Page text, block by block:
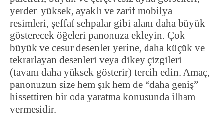
yerden yüksek, ayaklı ve zarif mobilya
resimleri, şeffaf sehpalar gibi alanı daha büyük
gösterecek öğeleri panonuza ekleyin. Çok
büyük ve cesur desenler yerine, daha küçük ve
tekrarlayan desenleri veya dikey çizgileri
(tavanı daha yüksek gösterir) tercih edin. Amaç,
panonuzun size hem şık hem de “daha geniş”
hissettiren bir oda yaratma konusunda ilham
vermesidir.